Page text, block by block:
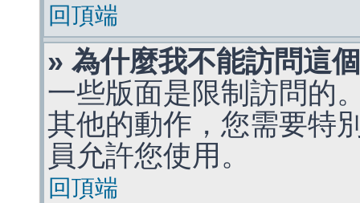
回頂端
» 為什麼我不能訪問這
一些版面是限制訪問的
其他的動作，您需要特
員允許您使用。
回頂端